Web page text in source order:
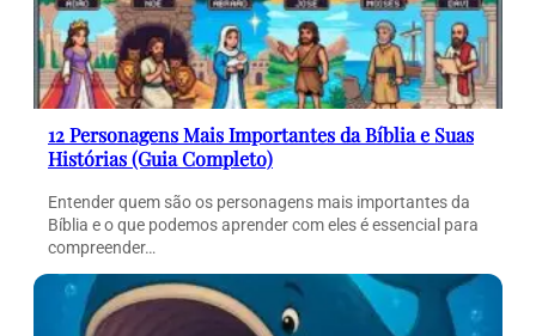
12 Personagens Mais Importantes da Bíblia e Suas
Histórias (Guia Completo)
Entender quem são os personagens mais importantes da
Bíblia e o que podemos aprender com eles é essencial para
compreender…